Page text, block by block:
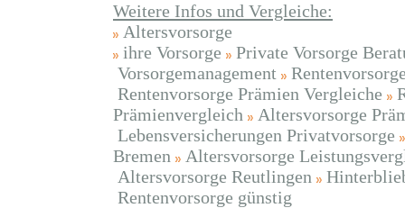
Weitere Infos und Vergleiche:
Altersvorsorge
ihre Vorsorge
Private Vorsorge
Vorsorgemanagement
Rentenvorsorge Prämien Vergleiche
Prämienvergleich
Altersvorsorge
Lebensversicherungen Privatvorsorge
Bremen
Altersvorsorge
Altersvorsorge Reutlingen
Rentenvorsorge günstig